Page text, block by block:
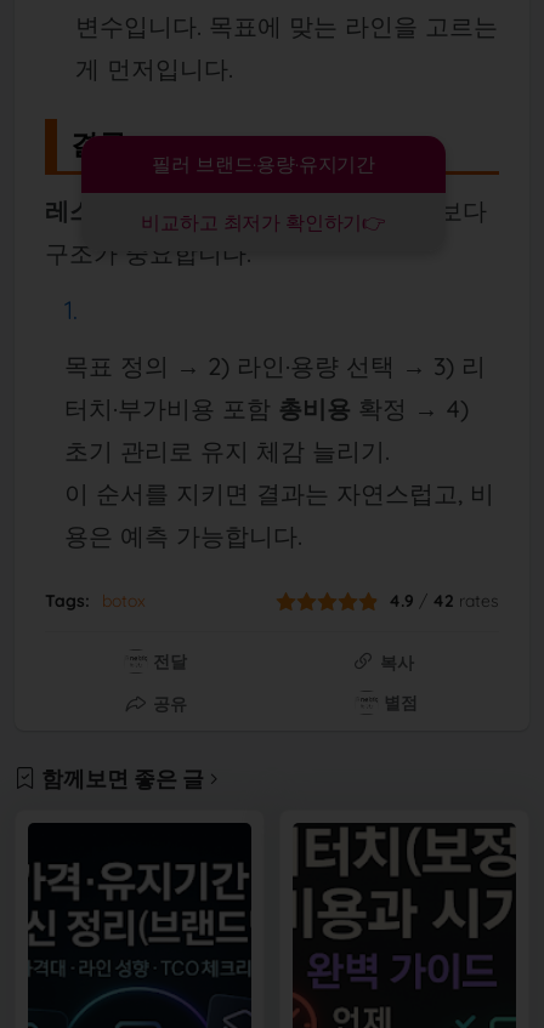
변수입니다. 목표에 맞는 라인을 고르는
게 먼저입니다.
결론
레스틸렌 입술필러 가격 비교는 숫자보다
구조가 중요합니다.
목표 정의 → 2) 라인·용량 선택 → 3) 리
터치·부가비용 포함 총비용 확정 → 4)
초기 관리로 유지 체감 늘리기.
이 순서를 지키면 결과는 자연스럽고, 비
용은 예측 가능합니다.
필러 브랜드·용량·유지기간
비교하고 최저가 확인하기👉
Tags: botox 4.9 / 42 rates
전달
복사
공유
별점
함께보면 좋은 글